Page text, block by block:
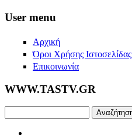
Skip to main content
User menu
Αρχική
Όροι Χρήσης Ιστοσελίδας
Επικοινωνία
WWW.TASTV.GR